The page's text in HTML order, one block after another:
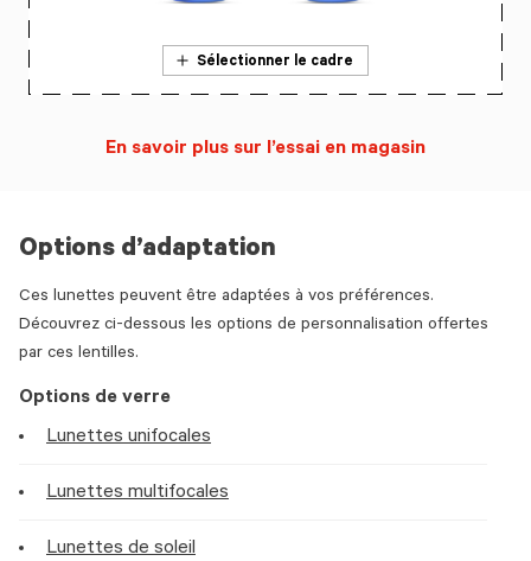
Options d’adaptation
Ces lunettes peuvent être adaptées à vos préférences.
Découvrez ci-dessous les options de personnalisation offertes
par ces lentilles.
Options de verre
Lunettes unifocales
Lunettes multifocales
Lunettes de soleil
Sélectionner le cadre
En savoir plus sur l’essai en magasin